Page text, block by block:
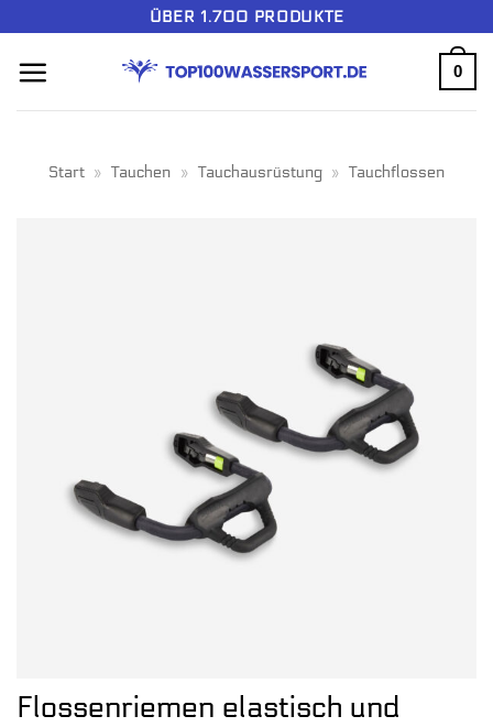
springen
ÜBER 1.700 PRODUKTE
0
Start » Tauchen » Tauchausrüstung » Tauchflossen
Flossenriemen elastisch und